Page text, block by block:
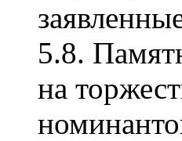
5.8.
на